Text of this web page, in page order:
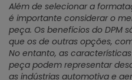
Além de selecionar a
é importante considerar o
peça. Os benefícios do DPM
que os de outras opções,
No entanto, as
peça podem representar
as indústrias automotiva e